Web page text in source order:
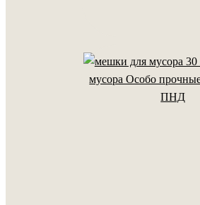
мусора Особо
ПНД